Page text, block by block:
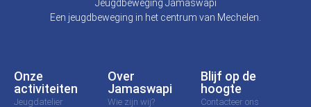
Jeugdbeweging Jamaswapi
Een jeugdbeweging in het centrum van Mechelen.
Onze
activiteiten
Jeugdatelier
Over
Jamaswapi
Wie zijn wij?
Blijf op de
hoogte
Contacteer ons